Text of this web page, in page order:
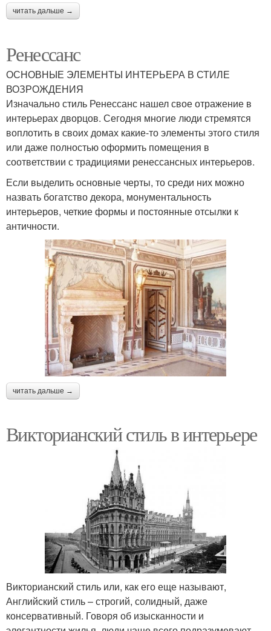
читать дальше →
Ренессанс
ОСНОВНЫЕ ЭЛЕМЕНТЫ ИНТЕРЬЕРА В СТИЛЕ
ВОЗРОЖДЕНИЯ
Изначально стиль Ренессанс нашел свое отражение в
интерьерах дворцов. Сегодня многие люди стремятся
воплотить в своих домах какие-то элементы этого стиля
или даже полностью оформить помещения в
соответствии с традициями ренессансных интерьеров.
Если выделить основные черты, то среди них можно
назвать богатство декора, монументальность
интерьеров, четкие формы и постоянные отсылки к
античности.
читать дальше →
Викторианский стиль в интерьере
Викторианский стиль или, как его еще называют,
Английский стиль – строгий, солидный, даже
консервативный. Говоря об изысканности и